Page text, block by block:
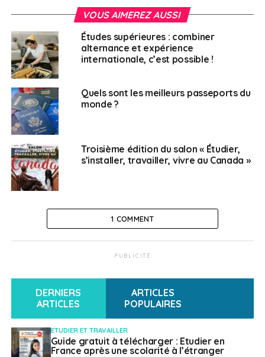
Paris.
En outre, un pass sanitaire valide est obligatoire pour
tous les exposants, visiteurs, organisateurs et
prestataires participant à nos salons, pendant les jours
d’ouverture au public.
SUJETS ASSOCIÉS:
MOBILITÉ INTERNATIONALE
A SUIVRE
Salon du travail et de la mobilité professionnelle
NE RATEZ PAS
Studyrama : des Salons virtuels de l’orientation
Laura Mousnier
VOUS AIMEREZ AUSSI
Études supérieures : combiner
alternance et expérience
internationale, c’est possible !
Quels sont les meilleurs passeports du
monde ?
Troisième édition du salon « Étudier,
s’installer, travailler, vivre au Canada »
1 COMMENT
PUBLICITÉ
DERNIERS
ARTICLES
ARTICLES
POPULAIRES
ETUDIER ET TRAVAILLER
Guide gratuit à télécharger : Etudier en
France après une scolarité à l’étranger